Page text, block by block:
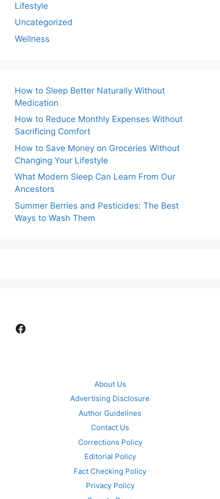
Lifestyle
Uncategorized
Wellness
How to Sleep Better Naturally Without
Medication
How to Reduce Monthly Expenses Without
Sacrificing Comfort
How to Save Money on Groceries Without
Changing Your Lifestyle
What Modern Sleep Can Learn From Our
Ancestors
Summer Berries and Pesticides: The Best
Ways to Wash Them
Facebook
About Us
Advertising Disclosure
Author Guidelines
Contact Us
Corrections Policy
Editorial Policy
Fact Checking Policy
Privacy Policy